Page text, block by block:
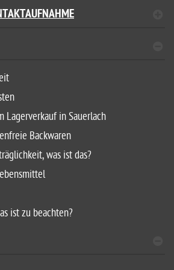
Lagerverkauf in Sauerlach
Backwaren
was ist das?
ist zu beachten?